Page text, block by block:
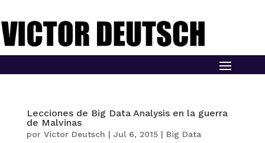
Lecciones de Big Data Analysis en la guerra
de Malvinas
por Victor Deutsch | Jul 6, 2015| Big Data